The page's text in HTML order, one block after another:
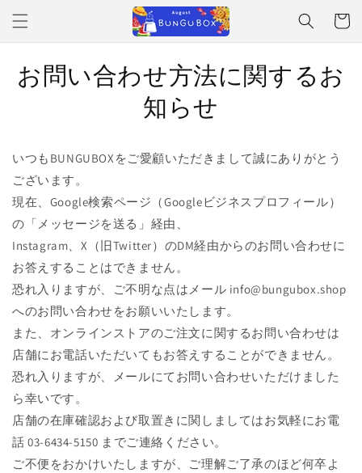
ンツに
進む
ー
ト
お問い合わせ方法に関するお
知らせ
いつもBUNGUBOXをご愛顧いただきまして誠にありがとう
ございます。
現在、Google検索ページ（Googleビジネスプロフィール）
の「メッセージを送る」経由、
Instagram、X（旧Twitter）のDM経由からのお問い合わせに
お答えすることはできません。
恐れ入りますが、ご不明な点はメール info@bungubox.shop
へのお問い合わせをお願いいたします。
また、オンラインストアのご注文に関するお問い合わせは
店舗にお電話いただいてもお答えすることができません。
恐れ入りますが、メールにてお問い合わせいただけました
ら幸いです。
店舗の在庫確認および取置きに関しましてはお気軽にお電
話 03-6434-5150 までご連絡ください。
ご不便をおかけいたしますが、ご理解ご了承のほど何卒よ